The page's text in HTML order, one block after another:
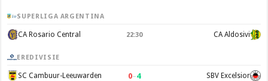
SUPERLIGA ARGENTINA
CA Rosario Central 22:30 CA Aldosivi
EREDIVISIE
SC Cambuur-Leeuwarden 0–4 SBV Excelsior